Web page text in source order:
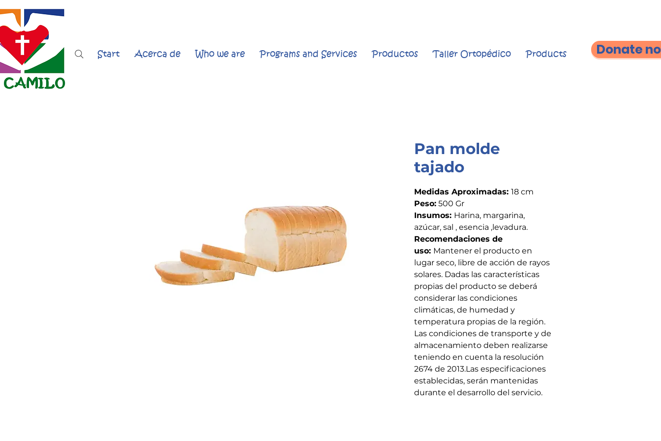
Start Acerca de Who we are Programs and Services Productos Taller Ortopédico Products Donate
Pan molde
tajado
Medidas Aproximadas: 18 cm
Peso: 500 Gr
Insumos: Harina, margarina,
azúcar, sal , esencia ,levadura.
Recomendaciones de
uso: Mantener el producto en
lugar seco, libre de acción de rayos
solares. Dadas las características
propias del producto se deberá
considerar las condiciones
climáticas, de humedad y
temperatura propias de la región.
Las condiciones de transporte y de
almacenamiento deben realizarse
teniendo en cuenta la resolución
2674 de 2013.Las especificaciones
establecidas, serán mantenidas
durante el desarrollo del servicio.